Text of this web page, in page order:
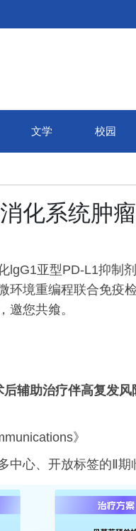
文学 校园
化系统肿
lgG1亚型PD-L1抑制
环境重编程联合免疫
邀您共飨。
辅助治疗伴高复发
》
中心、开放标签的Ⅱ期